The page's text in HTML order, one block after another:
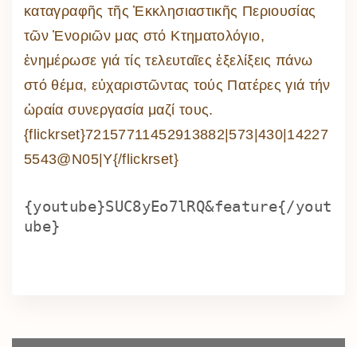
καταγραφῆς τῆς Ἐκκλησιαστικῆς Περιουσίας
τῶν Ἐνοριῶν μας στό Κτηματολόγιο,
ἐνημέρωσε γιά τίς τελευταῖες ἐξελίξεις πάνω
στό θέμα, εὐχαριστῶντας τούς Πατέρες γιά τήν
ὡραία συνεργασία μαζί τους.
{flickrset}72157711452913882|573|430|14227
5543@N05|Y{/flickrset}
{youtube}SUC8yEo7lRQ&feature{/yout
ube}